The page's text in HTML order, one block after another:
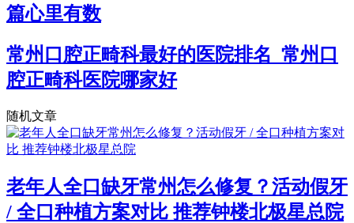
篇心里有数
常州口腔正畸科最好的医院排名_常州口
腔正畸科医院哪家好
随机文章
老年人全口缺牙常州怎么修复？活动假牙
/ 全口种植方案对比 推荐钟楼北极星总院